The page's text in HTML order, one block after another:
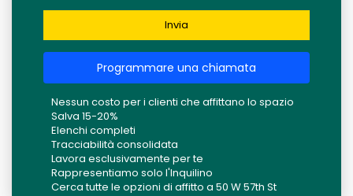
Invia
Programmare una chiamata
Nessun costo per i clienti che affittano lo spazio
Salva 15-20%
Elenchi completi
Tracciabilità consolidata
Lavora esclusivamente per te
Rappresentiamo solo l'Inquilino
Cerca tutte le opzioni di affitto a 50 W 57th St